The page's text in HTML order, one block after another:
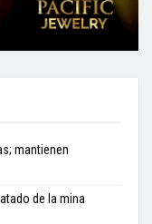
mantienen
de la mina